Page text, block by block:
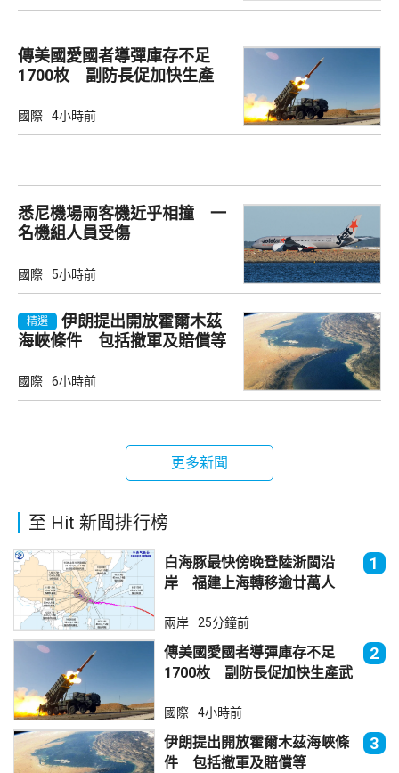
傳美國愛國者導彈庫存不足
1700枚 副防長促加快生產
國際 4小時前
悉尼機場兩客機近乎相撞 一
名機組人員受傷
國際 5小時前
精選
伊朗提出開放霍爾木茲
海峽條件 包括撤軍及賠償等
國際 6小時前
更多新聞
至 Hit 新聞排行榜
白海豚最快傍晚登陸浙閩沿
岸 福建上海轉移逾廿萬人
1
兩岸 25分鐘前
傳美國愛國者導彈庫存不足
1700枚 副防長促加快生產武
2
國際 4小時前
伊朗提出開放霍爾木茲海峽條
件 包括撤軍及賠償等
3